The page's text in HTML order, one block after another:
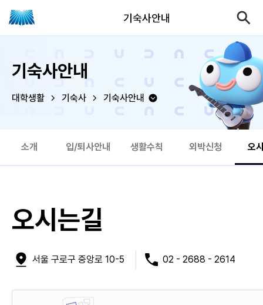
기숙사안내
기숙사안내
대학생활 기숙사 기숙사안내
소개 입/퇴사안내 생활수칙 외박신청 오
오시는길
서울 구로구 중앙로 10-5 02 - 2688 - 2614